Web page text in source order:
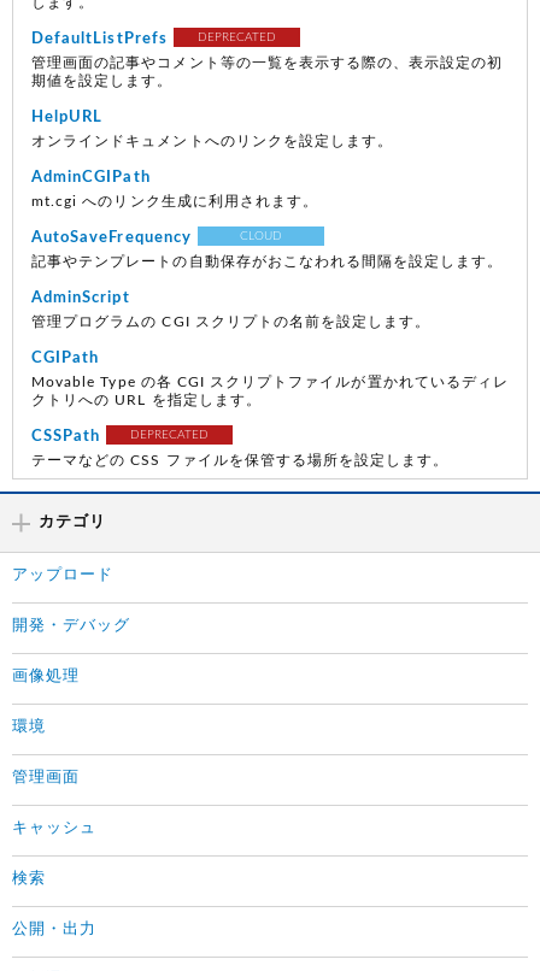
します。
DefaultListPrefs DEPRECATED
管理画面の記事やコメント等の一覧を表示する際の、表示設定の初
期値を設定します。
HelpURL
オンラインドキュメントへのリンクを設定します。
AdminCGIPath
mt.cgi へのリンク生成に利用されます。
AutoSaveFrequency CLOUD
記事やテンプレートの自動保存がおこなわれる間隔を設定します。
AdminScript
管理プログラムの CGI スクリプトの名前を設定します。
CGIPath
Movable Type の各 CGI スクリプトファイルが置かれているディレ
クトリへの URL を指定します。
CSSPath DEPRECATED
テーマなどの CSS ファイルを保管する場所を設定します。
カテゴリ
アップロード
開発・デバッグ
画像処理
環境
管理画面
キャッシュ
検索
公開・出力